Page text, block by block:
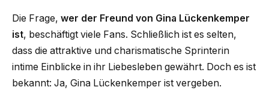
Die Frage, wer der Freund von Gina Lückenkemper
ist, beschäftigt viele Fans. Schließlich ist es selten,
dass die attraktive und charismatische Sprinterin
intime Einblicke in ihr Liebesleben gewährt. Doch es ist
bekannt: Ja, Gina Lückenkemper ist vergeben.